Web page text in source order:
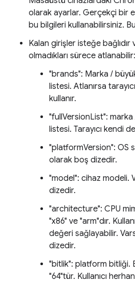
olarak ayarlar. Gerçekçi bir
bu bilgileri kullanabilirsiniz.
Kalan girişler isteğe bağlıdır
olmadıkları sürece atlanabilir:
"brands": Marka /
listesi. Atlanırsa
kullanır.
"fullVersionList":
listesi. Tarayıcı kendi
"platformVersion": OS
olarak boş dizedir.
"model": cihaz modeli.
dizedir.
"architecture": CPU
"x86" ve "arm"dır.
değeri sağlayabilir.
dizedir.
"bitlik": platform bitliği.
"64"tür. Kullanıcı